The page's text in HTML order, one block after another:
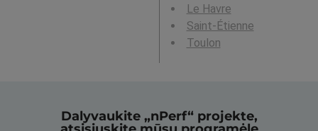
Le Havre
Saint-Étienne
Toulon
Dalyvaukite „nPerf“ projekte,